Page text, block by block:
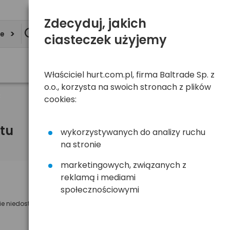
niedostępny
Powiadom mnie o dostępności
Zdecyduj, jakich
ciasteczek użyjemy
Właściciel hurt.com.pl, firma Baltrade Sp. z
o.o., korzysta na swoich stronach z plików
cookies:
wykorzystywanych do analizy ruchu
na stronie
marketingowych, związanych z
reklamą i mediami
społecznościowymi